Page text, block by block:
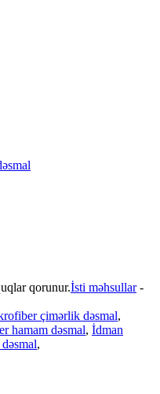
qorunur.İsti məhsullar-
çimərlik dəsmal,
hamam dəsmal, İdman
,